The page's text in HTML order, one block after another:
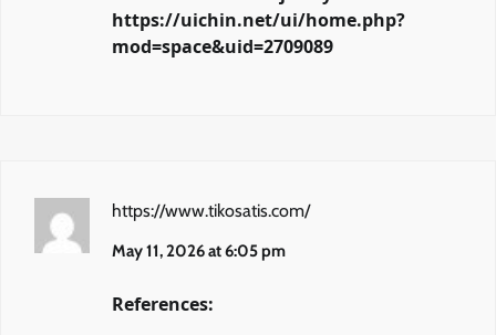
https://uichin.net/ui/home.php?
mod=space&uid=2709089
https://www.tikosatis.com/
May 11, 2026 at 6:05 pm
References: